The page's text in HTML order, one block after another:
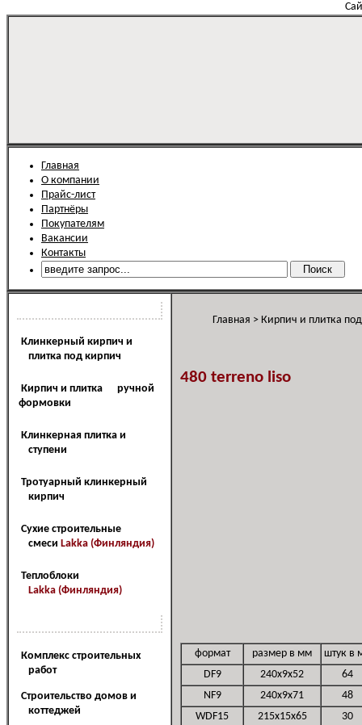
Главная
О компании
Прайс-лист
Партнёры
Покупателям
Вакансии
Контакты
Клинкерный кирпич и
плитка под кирпич
Кирпич и плитка ручной
формовки
Клинкерная плитка и
ступени
Тротуарный клинкерный
кирпич
Сухие строительные
смеси Lakka (Финляндия)
Теплоблоки
Lakka (Финляндия)
Комплекс строительных
работ
Cтроительство домов и
коттеджей
Главная > Кирпич и плитка
480 terreno liso
формат размер в мм
штук в
DF9
240x9x52
64
NF9
240x9x71
48
WDF15
215x15x65
30